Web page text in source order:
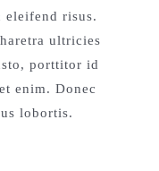
eleifend risus.
ultricies
porttitor id
enim. Donec
lobortis.